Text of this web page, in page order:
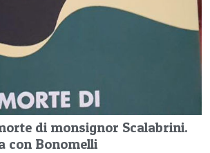
di monsignor Scalabrini.
con Bonomelli